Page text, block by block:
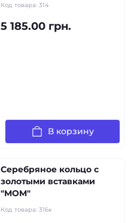
Код товара: 314
5 185.00 грн.
В корзину
Серебряное кольцо с
золотыми вставками
"MOM"
Код товара: 316к